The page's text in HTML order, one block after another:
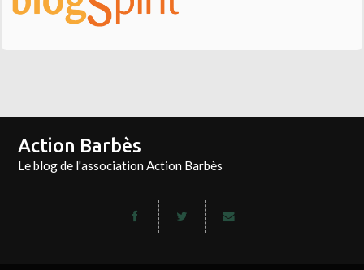
Action Barbès
Le blog de l'association Action Barbès